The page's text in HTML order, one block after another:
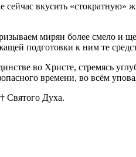
вкусить
мирян более смело
подготовки к ним те
во Христе, стремясь
времени, во всём
Святого Духа.